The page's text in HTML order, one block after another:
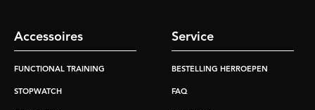
Accessoires
FUNCTIONAL TRAINING
STOPWATCH
Service
BESTELLING HERROEPEN
FAQ